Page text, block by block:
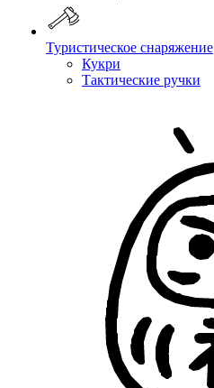
Туристическое снаряжение
Кукри
Тактические ручки